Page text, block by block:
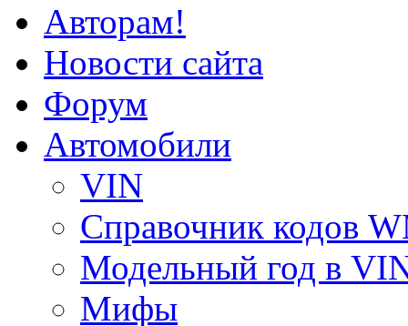
Авторам!
Новости сайта
Форум
Автомобили
VIN
Справочник кодов
Модельный год в
Мифы